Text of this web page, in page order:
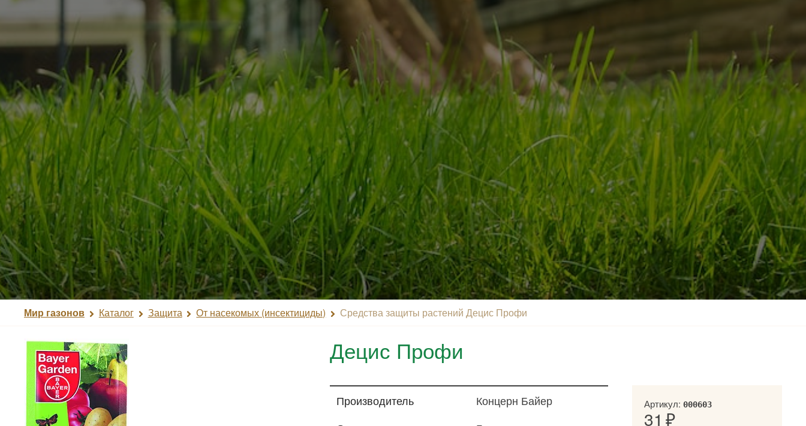
Мир газонов Каталог Защита От насекомых (инсектициды) Средства защиты растений Децис Профи
Децис Профи
Артикул: 000603
31
Производитель
Концерн Байер